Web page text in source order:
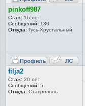
pinkoff987
Стаж: 16 лет
Сообщений: 130
Откуда: Гусь-Хрустальный
filja2
Стаж: 20 лет
Сообщений: 5
Откуда: Ставрополь